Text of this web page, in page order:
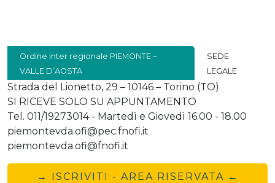
Ordine inter regionale PIEMONTE –
VALLE D’AOSTA
SEDE
LEGALE
Strada del Lionetto, 29 – 10146 – Torino (TO)
SI RICEVE SOLO SU APPUNTAMENTO
Tel. 011/19273014 - Martedì e Giovedì 16.00 - 18.00
piemontevda.ofi@pec.fnofi.it
piemontevda.ofi@fnofi.it
→ ISCRIVITI - AREA RISERVATA ←